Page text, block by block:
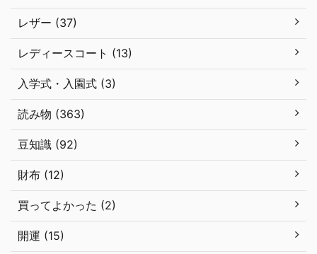
レザー (37)
レディースコート (13)
入学式・入園式 (3)
読み物 (363)
豆知識 (92)
財布 (12)
買ってよかった (2)
開運 (15)